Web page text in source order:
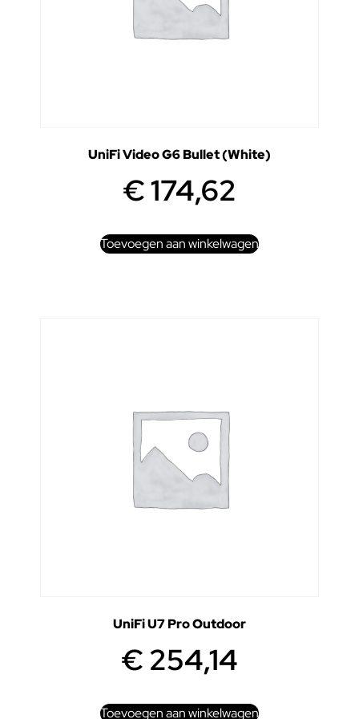
UniFi Video G6 Bullet (White)
€174,62
Toevoegen aan winkelwagen
UniFi U7 Pro Outdoor
€254,14
Toevoegen aan winkelwagen